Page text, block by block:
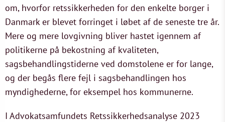
om, hvorfor retssikkerheden for den enkelte borger i
Danmark er blevet forringet i løbet af de seneste tre år.
Mere og mere lovgivning bliver hastet igennem af
politikerne på bekostning af kvaliteten,
sagsbehandlingstiderne ved domstolene er for lange,
og der begås flere fejl i sagsbehandlingen hos
myndighederne, for eksempel hos kommunerne.
I Advokatsamfundets Retssikkerhedsanalyse 2023